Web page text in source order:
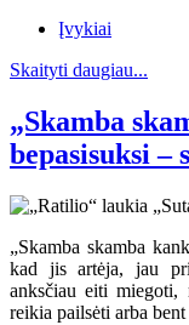
Įvykiai
Skaityti daugiau...
„Skamba
bepasisuksi –
„Skamba skamba
kad jis artėja, jau
anksčiau eiti miegoti,
reikia pailsėti arba